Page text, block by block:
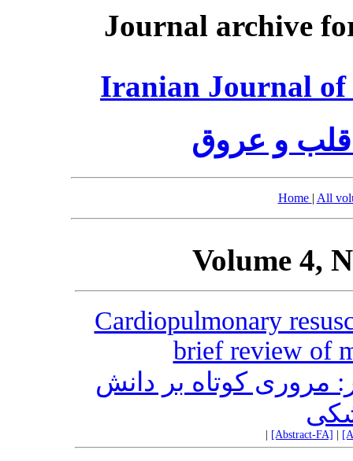
Journal archive
Iranian Journal of
قلب و عروق
Home | All
Volume 4,
Cardiopulmonary
brief review of
مروری کوتاه بر دانش
[Abstract-FA]